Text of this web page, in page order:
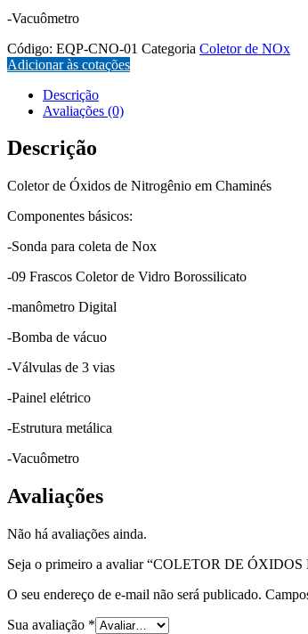
-Vacuômetro
Código: EQP-CNO-01 Categoria Coletor de NOx
Adicionar às cotações
Descrição
Avaliações (0)
Descrição
Coletor de Óxidos de Nitrogênio em Chaminés
Componentes básicos:
-Sonda para coleta de Nox
-09 Frascos Coletor de Vidro Borossilicato
-manômetro Digital
-Bomba de vácuo
-Válvulas de 3 vias
-Painel elétrico
-Estrutura metálica
-Vacuômetro
Avaliações
Não há avaliações ainda.
Seja o primeiro a avaliar “COLETOR DE
O seu endereço de e-mail não será publicado.
Sua avaliação *